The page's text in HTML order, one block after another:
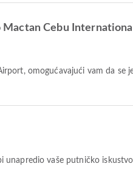
Cebu International